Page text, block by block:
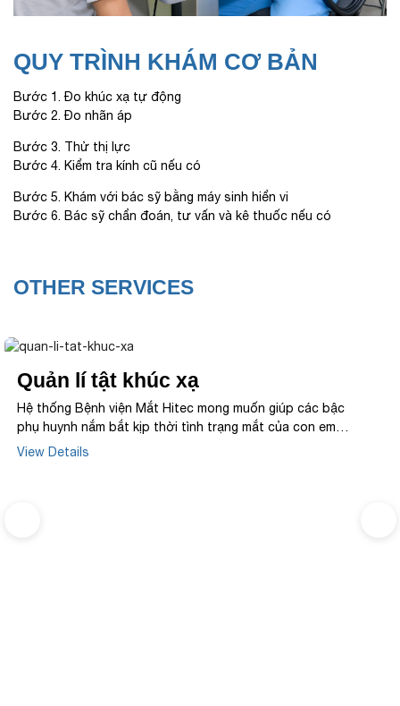
QUY TRÌNH KHÁM CƠ BẢN
Bước 1. Đo khúc xạ tự động
Bước 2. Đo nhãn áp
Bước 3. Thử thị lực
Bước 4. Kiểm tra kính cũ nếu có
Bước 5. Khám với bác sỹ bằng máy sinh hiển vi
Bước 6. Bác sỹ chẩn đoán, tư vấn và kê thuốc nếu có
OTHER SERVICES
Quản lí tật khúc xạ
Hệ thống Bệnh viện Mắt Hitec mong muốn giúp các bậc
phụ huynh nắm bắt kịp thời tình trạng mắt của con em
mình. Bởi vậy, lựa chọn dịch vụ quản lí tật khúc xạ cho con
View Details